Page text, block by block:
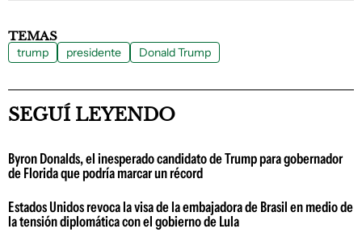
TEMAS
trump presidente Donald Trump
SEGUÍ LEYENDO
Byron Donalds, el inesperado candidato de Trump para gobernador
de Florida que podría marcar un récord
Estados Unidos revoca la visa de la embajadora de Brasil en medio de
la tensión diplomática con el gobierno de Lula